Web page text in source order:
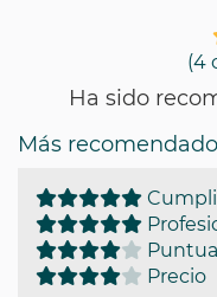
(4
Ha sido
Más
Precio